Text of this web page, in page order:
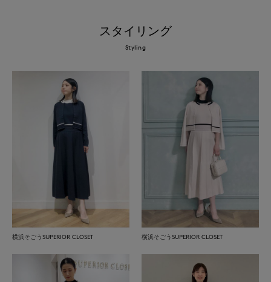
スタイリング
Styling
横浜そごうSUPERIOR CLOSET 横浜そごうSUPERIOR CLOSET